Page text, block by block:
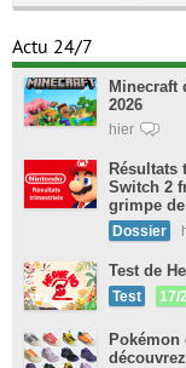
Actu 24/7
Minecraft
2026
hier
Résultats
Switch 2
grimpe
Dossier
Test de
Test 17/